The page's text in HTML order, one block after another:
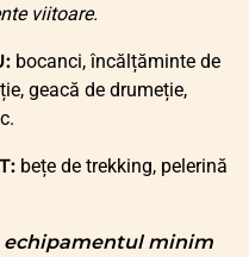
viitoare.
bocanci, încălțăminte de
geacă de drumeție,
bețe de trekking, pelerină
echipamentul minim